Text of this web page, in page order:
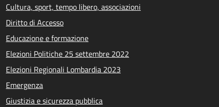
Cultura, sport, tempo libero, associazioni
Diritto di Accesso
Educazione e formazione
Elezioni Politiche 25 settembre 2022
Elezioni Regionali Lombardia 2023
Emergenza
Giustizia e sicurezza pubblica